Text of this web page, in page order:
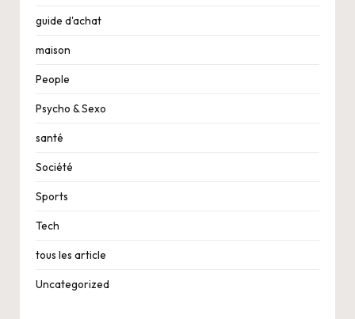
guide d'achat
maison
People
Psycho & Sexo
santé
Société
Sports
Tech
tous les article
Uncategorized